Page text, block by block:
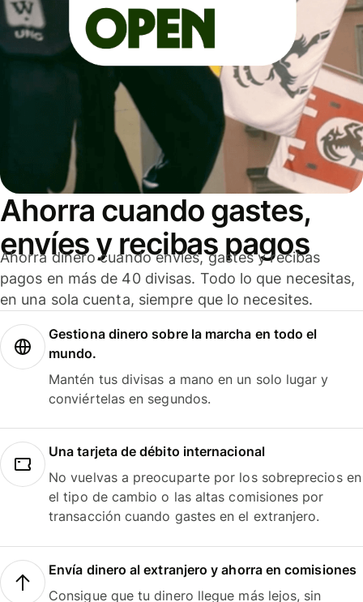
Ahorra cuando gastes,
envíes y recibas pagos
Ahorra dinero cuando envíes, gastes y recibas
pagos en más de 40 divisas. Todo lo que necesitas,
en una sola cuenta, siempre que lo necesites.
Gestiona dinero sobre la marcha en todo el
mundo.
Mantén tus divisas a mano en un solo lugar y
conviértelas en segundos.
Una tarjeta de débito internacional
No vuelvas a preocuparte por los sobreprecios en
el tipo de cambio o las altas comisiones por
transacción cuando gastes en el extranjero.
Envía dinero al extranjero y ahorra en comisiones
Consigue que tu dinero llegue más lejos, sin